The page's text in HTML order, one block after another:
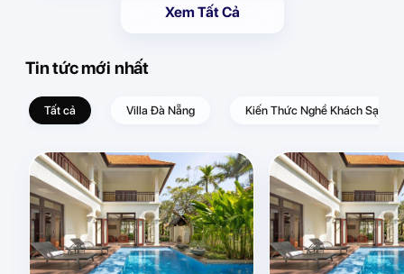
Xem Tất Cả
Tin tức mới nhất
Tất cả Villa Đà Nẵng Kiến Thức Nghề Khách Sạn –